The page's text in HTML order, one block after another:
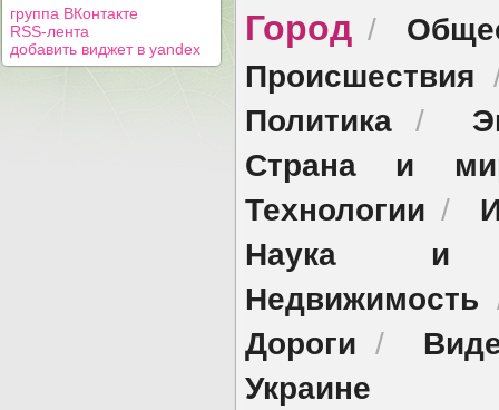
группа ВКонтакте
RSS-лента
добавить виджет в yandex
Город /
Происшествия
Политика /
Страна и
Технологии /
Наука и
Недвижимость
Дороги /
Украине